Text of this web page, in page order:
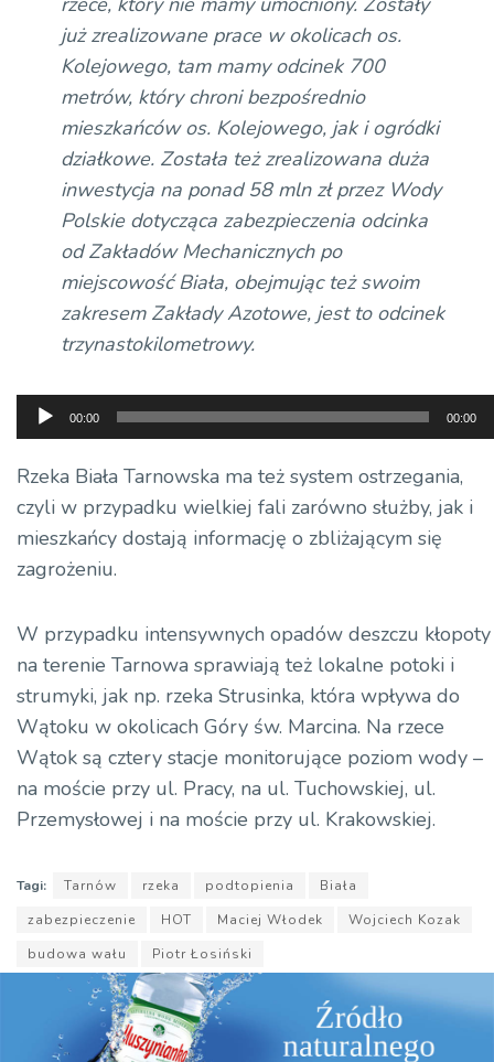
już zrealizowane prace w okolicach os.
Kolejowego, tam mamy odcinek 700
metrów, który chroni bezpośrednio
mieszkańców os. Kolejowego, jak i ogródki
działkowe. Została też zrealizowana duża
inwestycja na ponad 58 mln zł przez Wody
Polskie dotycząca zabezpieczenia odcinka
od Zakładów Mechanicznych po
miejscowość Biała, obejmując też swoim
zakresem Zakłady Azotowe, jest to odcinek
trzynastokilometrowy.
Odtwarzacz
plików
dźwiękowych
00:00 00:00
Rzeka Biała Tarnowska ma też system ostrzegania,
czyli w przypadku wielkiej fali zarówno służby, jak i
mieszkańcy dostają informację o zbliżającym się
zagrożeniu.
W przypadku intensywnych opadów deszczu kłopoty
na terenie Tarnowa sprawiają też lokalne potoki i
strumyki, jak np. rzeka Strusinka, która wpływa do
Wątoku w okolicach Góry św. Marcina. Na rzece
Wątok są cztery stacje monitorujące poziom wody –
na moście przy ul. Pracy, na ul. Tuchowskiej, ul.
Przemysłowej i na moście przy ul. Krakowskiej.
Tagi: Tarnów rzeka podtopienia
Biała
zabezpieczenie
HOT Maciej Włodek
Wojciech Kozak
budowa wału
Piotr Łosiński